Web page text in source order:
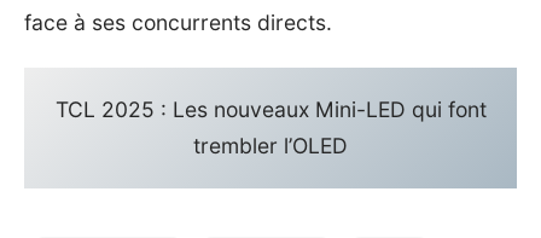
face à ses concurrents directs.
TCL 2025 : Les nouveaux Mini-LED qui font
trembler l’OLED